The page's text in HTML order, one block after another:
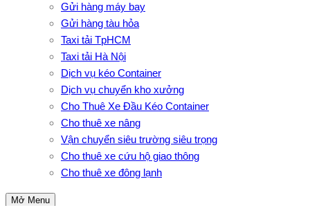
Gửi hàng máy bay
Gửi hàng tàu hỏa
Taxi tải TpHCM
Taxi tải Hà Nội
Dịch vụ kéo Container
Dịch vụ chuyển kho xưởng
Cho Thuê Xe Đầu Kéo Container
Cho thuê xe nâng
Vận chuyển siêu trường siêu trọng
Cho thuê xe cứu hộ giao thông
Cho thuê xe đông lạnh
Mở Menu